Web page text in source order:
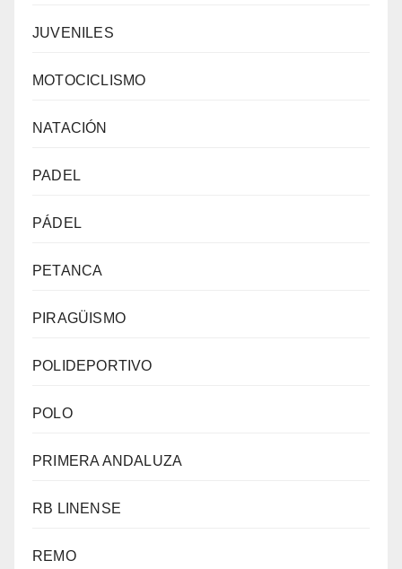
JUVENILES
MOTOCICLISMO
NATACIÓN
PADEL
PÁDEL
PETANCA
PIRAGÜISMO
POLIDEPORTIVO
POLO
PRIMERA ANDALUZA
RB LINENSE
REMO